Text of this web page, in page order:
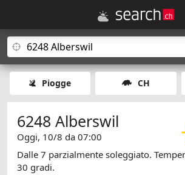
Piogge CH
6248 Alberswil
Oggi, 10/8 da 07:00
Dalle 7 parzialmente soleggiato.
30 gradi.